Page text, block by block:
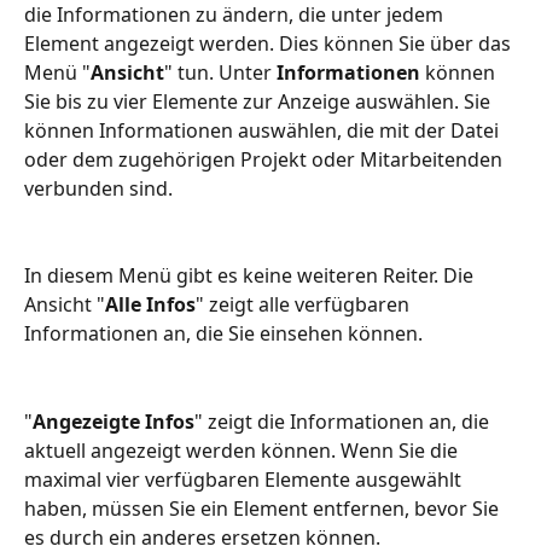
die Informationen zu ändern, die unter jedem
Element angezeigt werden. Dies können Sie über das
Menü "Ansicht" tun. Unter Informationen können
Sie bis zu vier Elemente zur Anzeige auswählen. Sie
können Informationen auswählen, die mit der Datei
oder dem zugehörigen Projekt oder Mitarbeitenden
verbunden sind.
In diesem Menü gibt es keine weiteren Reiter. Die
Ansicht "Alle Infos" zeigt alle verfügbaren
Informationen an, die Sie einsehen können.
"Angezeigte Infos" zeigt die Informationen an, die
aktuell angezeigt werden können. Wenn Sie die
maximal vier verfügbaren Elemente ausgewählt
haben, müssen Sie ein Element entfernen, bevor Sie
es durch ein anderes ersetzen können.